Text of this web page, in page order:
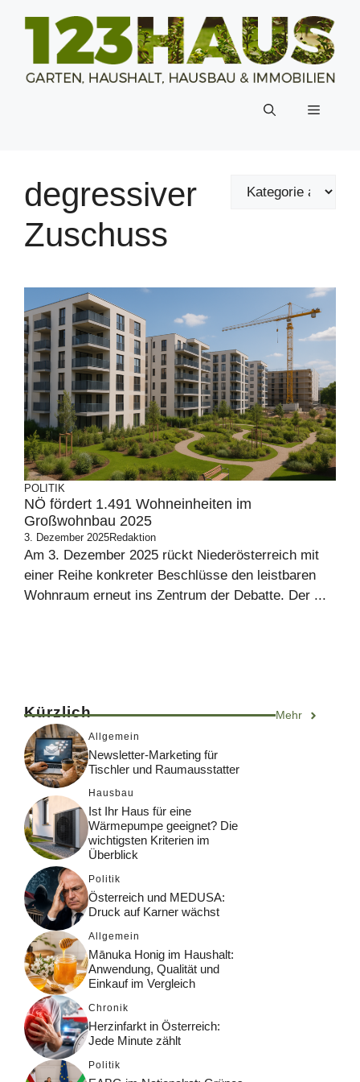
Inhalt
Menü
degressiver
Zuschuss
POLITIK
NÖ fördert 1.491 Wohneinheiten im
Großwohnbau 2025
3. Dezember 2025Redaktion
Am 3. Dezember 2025 rückt Niederösterreich mit
einer Reihe konkreter Beschlüsse den leistbaren
Wohnraum erneut ins Zentrum der Debatte. Der ...
Kürzlich Mehr
Allgemein
Newsletter-Marketing für
Tischler und Raumausstatter
Hausbau
Ist Ihr Haus für eine
Wärmepumpe geeignet? Die
wichtigsten Kriterien im
Überblick
Politik
Österreich und MEDUSA:
Druck auf Karner wächst
Allgemein
Mānuka Honig im Haushalt:
Anwendung, Qualität und
Einkauf im Vergleich
Chronik
Herzinfarkt in Österreich:
Jede Minute zählt
Politik